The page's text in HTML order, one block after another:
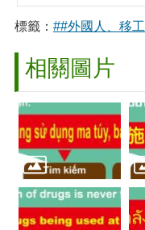
標籤： ##外國人、移
相關圖片